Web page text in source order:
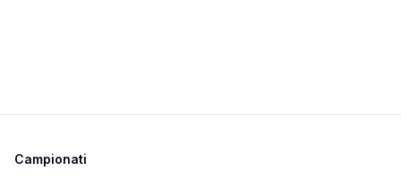
Campionati